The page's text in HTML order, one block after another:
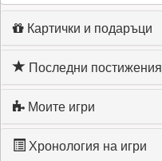
Картички и подаръци
Последни постижения
Моите игри
Хронология на игри